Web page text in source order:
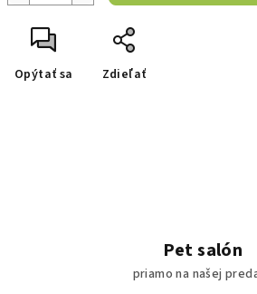
Opýtať sa Zdieľať
Pet salón
priamo na našej